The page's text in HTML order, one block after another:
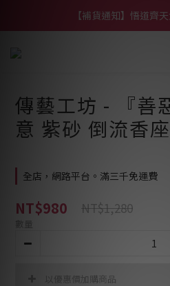
【熱門】馬上有系列！四種
【補貨通知】悟道齊
【熱門】馬上有系列！四種
傳藝工坊 - 『善
意 紫砂 倒流香座
全店，網路平台。滿三千免運費
NT$980 NT$1,280
以優惠價加購商品